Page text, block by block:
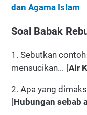
dan Agama Islam
Soal Babak
1. Sebutkan
mensucikan... [Air
2. Apa yang
[Hubungan sebab